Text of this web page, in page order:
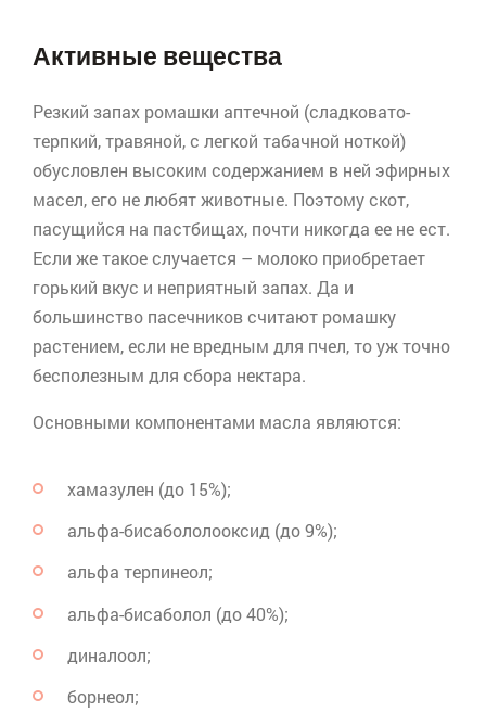
Активные вещества
Резкий запах ромашки аптечной (сладковато-
терпкий, травяной, с легкой табачной ноткой)
обусловлен высоким содержанием в ней эфирных
масел, его не любят животные. Поэтому скот,
пасущийся на пастбищах, почти никогда ее не ест.
Если же такое случается – молоко приобретает
горький вкус и неприятный запах. Да и
большинство пасечников считают ромашку
растением, если не вредным для пчел, то уж точно
бесполезным для сбора нектара.
Основными компонентами масла являются:
хамазулен (до 15%);
альфа-бисабололооксид (до 9%);
альфа терпинеол;
альфа-бисаболол (до 40%);
диналоол;
борнеол;